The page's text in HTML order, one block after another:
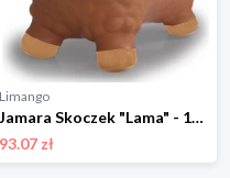
Limango
Jamara Skoczek "Lama" - 12 m+ rozmiar: onesize
93.07 zł